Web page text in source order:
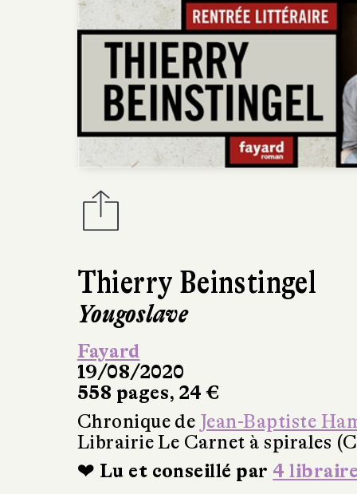
Thierry Beinstingel
Yougoslave
Fayard
19/08/2020
558 pages, 24 €
Chronique de Jean-Baptiste
Librairie Le Carnet à spirales
❤ Lu et conseillé par 4